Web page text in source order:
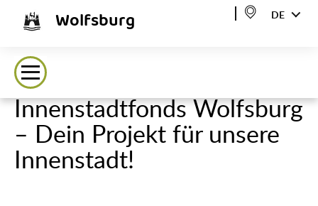
Wolfsburg DE
Innenstadtfonds Wolfsburg
– Dein Projekt für unsere
Innenstadt!